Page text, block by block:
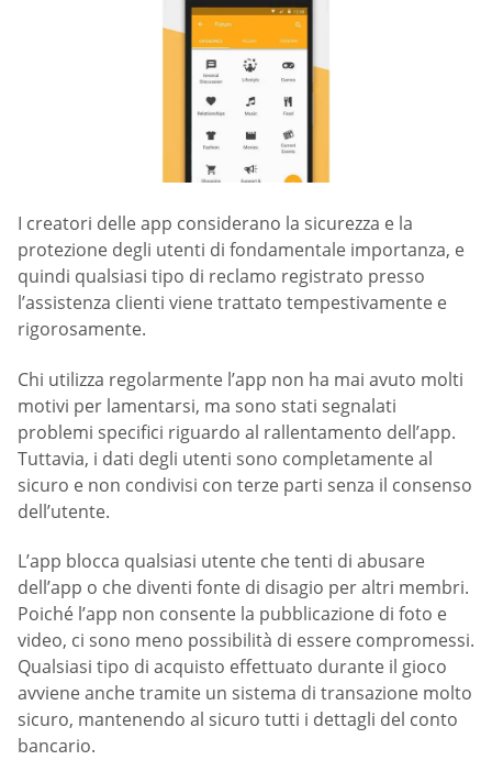
I creatori delle app considerano la sicurezza e la
protezione degli utenti di fondamentale importanza, e
quindi qualsiasi tipo di reclamo registrato presso
l’assistenza clienti viene trattato tempestivamente e
rigorosamente.
Chi utilizza regolarmente l’app non ha mai avuto molti
motivi per lamentarsi, ma sono stati segnalati
problemi specifici riguardo al rallentamento dell’app.
Tuttavia, i dati degli utenti sono completamente al
sicuro e non condivisi con terze parti senza il consenso
dell’utente.
L’app blocca qualsiasi utente che tenti di abusare
dell’app o che diventi fonte di disagio per altri membri.
Poiché l’app non consente la pubblicazione di foto e
video, ci sono meno possibilità di essere compromessi.
Qualsiasi tipo di acquisto effettuato durante il gioco
avviene anche tramite un sistema di transazione molto
sicuro, mantenendo al sicuro tutti i dettagli del conto
bancario.